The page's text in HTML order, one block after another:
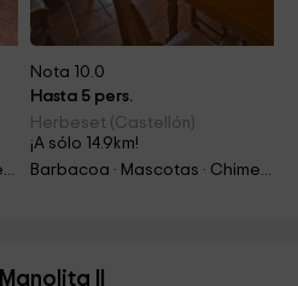
Barbacoa · Mascotas · Chimenea
Nota 10.0
Hasta 5 pers.
Herbeset (Castellón)
¡A sólo 14.9km!
Barbacoa · Mascotas · Chimenea
II